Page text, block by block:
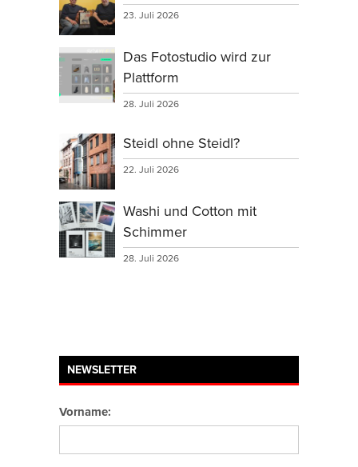
23. Juli 2026
Das Fotostudio wird zur
Plattform
28. Juli 2026
Steidl ohne Steidl?
22. Juli 2026
Washi und Cotton mit
Schimmer
28. Juli 2026
NEWSLETTER
Vorname: